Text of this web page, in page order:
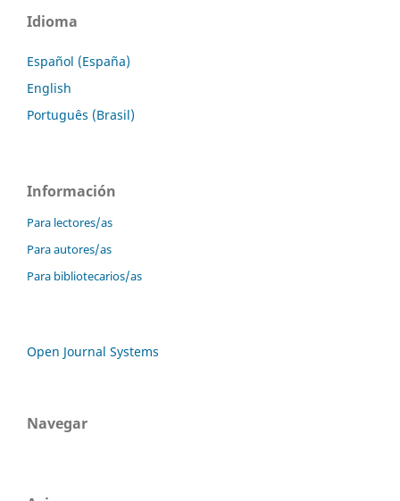
Idioma
Español (España)
English
Português (Brasil)
Información
Para lectores/as
Para autores/as
Para bibliotecarios/as
Open Journal Systems
Navegar